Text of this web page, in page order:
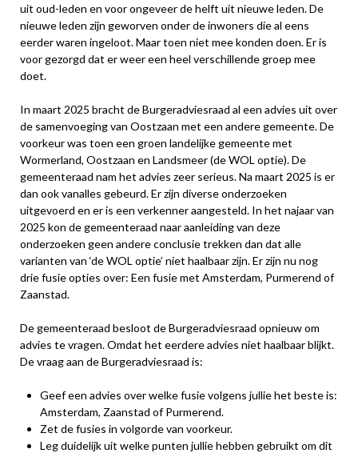
uit oud-leden en voor ongeveer de helft uit nieuwe leden. De
nieuwe leden zijn geworven onder de inwoners die al eens
eerder waren ingeloot. Maar toen niet mee konden doen. Er is
voor gezorgd dat er weer een heel verschillende groep mee
doet.
In maart 2025 bracht de Burgeradviesraad al een advies uit over
de samenvoeging van Oostzaan met een andere gemeente. De
voorkeur was toen een groen landelijke gemeente met
Wormerland, Oostzaan en Landsmeer (de WOL optie). De
gemeenteraad nam het advies zeer serieus. Na maart 2025 is er
dan ook vanalles gebeurd. Er zijn diverse onderzoeken
uitgevoerd en er is een verkenner aangesteld. In het najaar van
2025 kon de gemeenteraad naar aanleiding van deze
onderzoeken geen andere conclusie trekken dan dat alle
varianten van ‘de WOL optie’ niet haalbaar zijn. Er zijn nu nog
drie fusie opties over: Een fusie met Amsterdam, Purmerend of
Zaanstad.
De gemeenteraad besloot de Burgeradviesraad opnieuw om
advies te vragen. Omdat het eerdere advies niet haalbaar blijkt.
De vraag aan de Burgeradviesraad is:
Geef een advies over welke fusie volgens jullie het beste is:
Amsterdam, Zaanstad of Purmerend.
Zet de fusies in volgorde van voorkeur.
Leg duidelijk uit welke punten jullie hebben gebruikt om dit